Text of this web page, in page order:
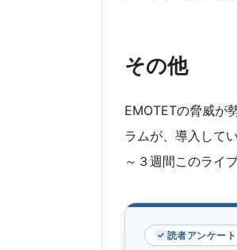
その他
EMOTETの脅威が
ラムが、導入して
～３週間このライ
読者アンケート